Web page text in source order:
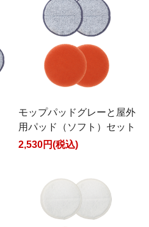
モップパッドグレーと屋外
用パッド（ソフト）セット
2,530円(税込)